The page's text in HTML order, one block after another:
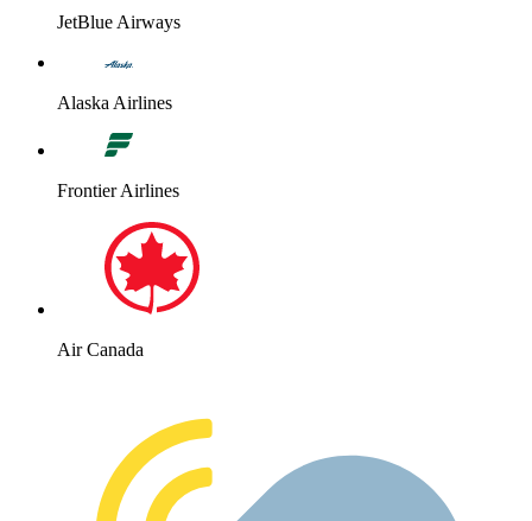
JetBlue Airways
Alaska Airlines
Frontier Airlines
Air Canada